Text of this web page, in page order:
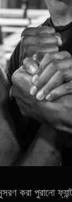
পুরানো